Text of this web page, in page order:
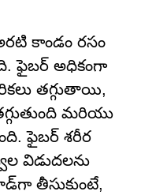
కాండం రసం
ఫైబర్ అధికంగా
తగ్గుతాయి,
మరియు
ఫైబర్ శరీర
విడుదలను
తీసుకుంటే,